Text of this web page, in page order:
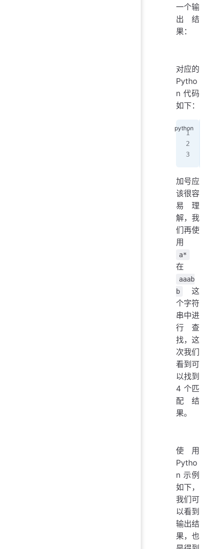
一个输
出结
果：
对应的
Pytho
n 代码
如下：
加号应
该很容
易理
解，我
们再使
用
a*
在
aaab
b
这
个字符
串中进
行查
找，这
次我们
看到可
以找到
4 个匹
配结
果。
使用
Pytho
n 示例
如下，
我们可
以看到
输出结
果，也